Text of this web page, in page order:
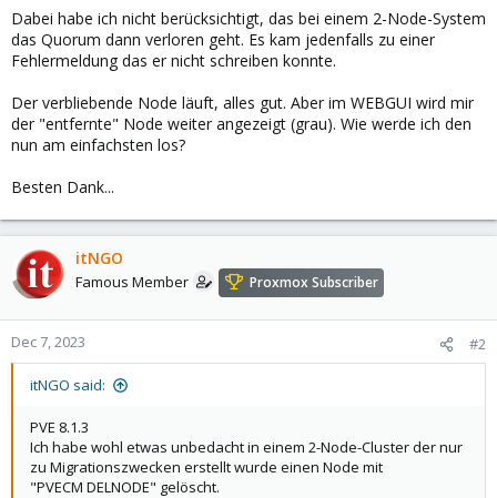
Dabei habe ich nicht berücksichtigt, das bei einem 2-Node-System
das Quorum dann verloren geht. Es kam jedenfalls zu einer
Fehlermeldung das er nicht schreiben konnte.
Der verbliebende Node läuft, alles gut. Aber im WEBGUI wird mir
der "entfernte" Node weiter angezeigt (grau). Wie werde ich den
nun am einfachsten los?
Besten Dank...
itNGO
Famous Member Proxmox Subscriber
Dec 7, 2023 #2
itNGO said:
PVE 8.1.3
Ich habe wohl etwas unbedacht in einem 2-Node-Cluster der nur
zu Migrationszwecken erstellt wurde einen Node mit
"PVECM DELNODE" gelöscht.